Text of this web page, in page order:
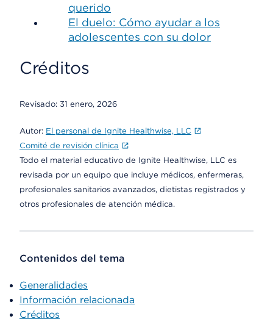
querido
El duelo: Cómo ayudar a los
adolescentes con su dolor
Créditos
Revisado: 31 enero, 2026
Autor: El personal de Ignite Healthwise, LLC
Comité de revisión clínica
Todo el material educativo de Ignite Healthwise, LLC es
revisada por un equipo que incluye médicos, enfermeras,
profesionales sanitarios avanzados, dietistas registrados y
otros profesionales de atención médica.
Contenidos del tema
Generalidades
Información relacionada
Créditos